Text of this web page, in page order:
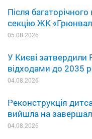
Після
секцію ЖК
05.08.2026
У Києві затвердили
відходами до 2035
04.08.2026
Реконструкція
вийшла на
04.08.2026